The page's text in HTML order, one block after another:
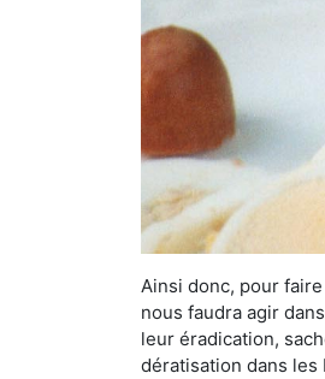
Ainsi donc, pour
nous faudra agir
leur éradication,
dératisation dans les